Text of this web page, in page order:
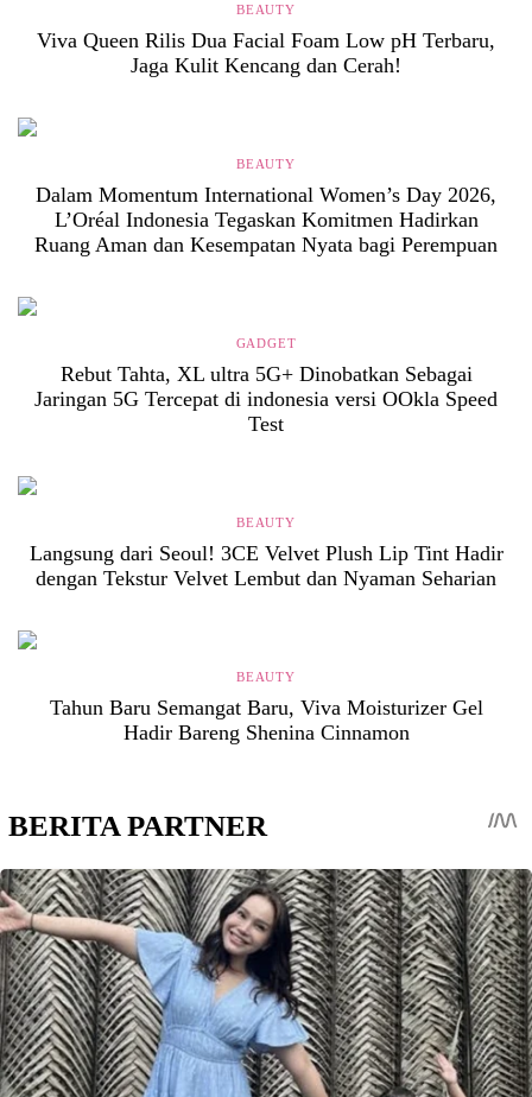
BEAUTY
Viva Queen Rilis Dua Facial Foam Low pH Terbaru,
Jaga Kulit Kencang dan Cerah!
BEAUTY
Dalam Momentum International Women’s Day 2026,
L’Oréal Indonesia Tegaskan Komitmen Hadirkan
Ruang Aman dan Kesempatan Nyata bagi Perempuan
GADGET
Rebut Tahta, XL ultra 5G+ Dinobatkan Sebagai
Jaringan 5G Tercepat di indonesia versi OOkla Speed
Test
BEAUTY
Langsung dari Seoul! 3CE Velvet Plush Lip Tint Hadir
dengan Tekstur Velvet Lembut dan Nyaman Seharian
BEAUTY
Tahun Baru Semangat Baru, Viva Moisturizer Gel
Hadir Bareng Shenina Cinnamon